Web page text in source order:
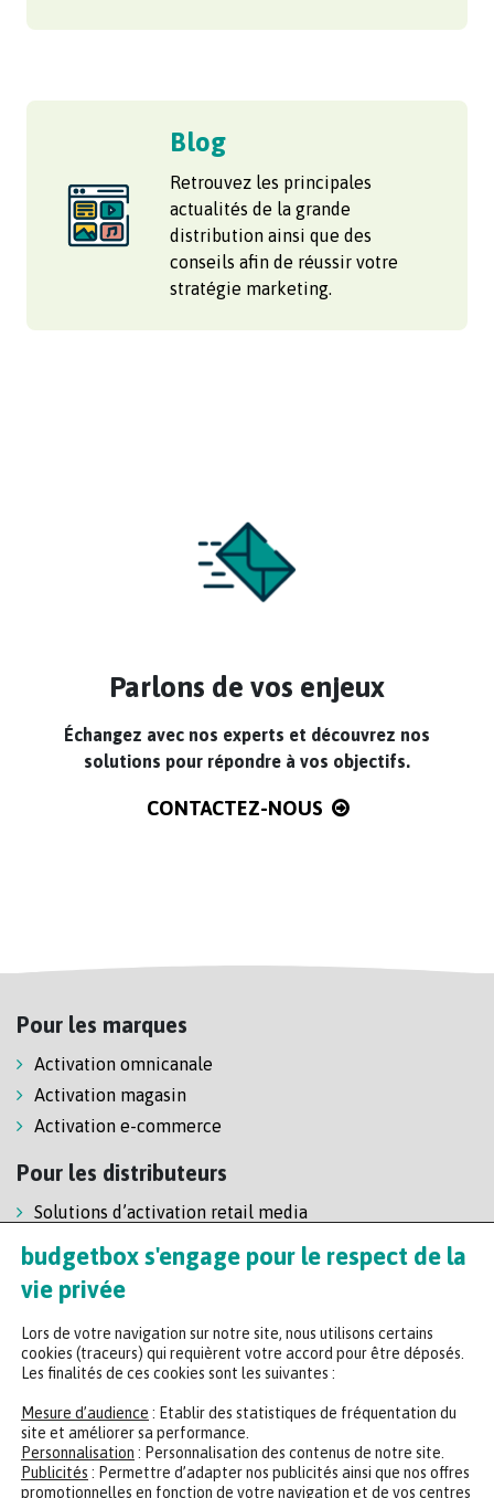
Blog
Retrouvez les principales
actualités de la grande
distribution ainsi que des
conseils afin de réussir votre
stratégie marketing.
Parlons de vos enjeux
Échangez avec nos experts et découvrez nos
solutions pour répondre à vos objectifs.
CONTACTEZ-NOUS
Pour les marques
Activation omnicanale
Activation magasin
Activation e-commerce
Pour les distributeurs
Solutions d’activation retail media
Solution de self-scanning
Régie enseigne
Headquarters
budgetbox s'engage pour le respect de la
vie privée
Lors de votre navigation sur notre site, nous utilisons certains
cookies (traceurs) qui requièrent votre accord pour être déposés.
Les finalités de ces cookies sont les suivantes :
Mesure d’audience : Etablir des statistiques de fréquentation du
site et améliorer sa performance.
Personnalisation : Personnalisation des contenus de notre site.
Publicités : Permettre d’adapter nos publicités ainsi que nos offres
promotionnelles en fonction de votre navigation et de vos centres